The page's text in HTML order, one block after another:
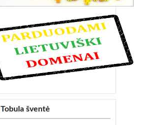
Tobula šventė